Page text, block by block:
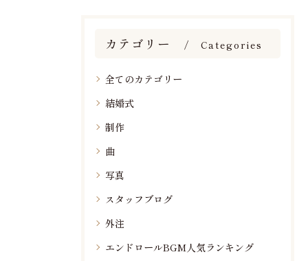
カテゴリー Categories
全てのカテゴリー
結婚式
制作
曲
写真
スタッフブログ
外注
エンドロールBGM人気ランキング